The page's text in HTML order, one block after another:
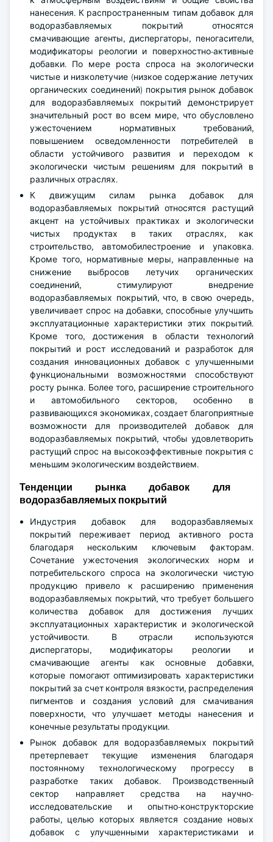
нанесения. К распространенным типам добавок для
водоразбавляемых покрытий относятся
смачивающие агенты, диспергаторы, пеногасители,
модификаторы реологии и поверхностно-активные
добавки. По мере роста спроса на экологически
чистые и низколетучие (низкое содержание летучих
органических соединений) покрытия рынок добавок
для водоразбавляемых покрытий демонстрирует
значительный рост во всем мире, что обусловлено
ужесточением нормативных требований,
повышением осведомленности потребителей в
области устойчивого развития и переходом к
экологически чистым решениям для покрытий в
различных отраслях.
К движущим силам рынка добавок для
водоразбавляемых покрытий относятся растущий
акцент на устойчивых практиках и экологически
чистых продуктах в таких отраслях, как
строительство, автомобилестроение и упаковка.
Кроме того, нормативные меры, направленные на
снижение выбросов летучих органических
соединений, стимулируют внедрение
водоразбавляемых покрытий, что, в свою очередь,
увеличивает спрос на добавки, способные улучшить
эксплуатационные характеристики этих покрытий.
Кроме того, достижения в области технологий
покрытий и рост исследований и разработок для
создания инновационных добавок с улучшенными
функциональными возможностями способствуют
росту рынка. Более того, расширение строительного
и автомобильного секторов, особенно в
развивающихся экономиках, создает благоприятные
возможности для производителей добавок для
водоразбавляемых покрытий, чтобы удовлетворить
растущий спрос на высокоэффективные покрытия с
меньшим экологическим воздействием.
Тенденции рынка добавок для
водоразбавляемых покрытий
Индустрия добавок для водоразбавляемых
покрытий переживает период активного роста
благодаря нескольким ключевым факторам.
Сочетание ужесточения экологических норм и
потребительского спроса на экологически чистую
продукцию привело к расширению применения
водоразбавляемых покрытий, что требует большего
количества добавок для достижения лучших
эксплуатационных характеристик и экологической
устойчивости. В отрасли используются
диспергаторы, модификаторы реологии и
смачивающие агенты как основные добавки,
которые помогают оптимизировать характеристики
покрытий за счет контроля вязкости, распределения
пигментов и создания условий для смачивания
поверхности, что улучшает методы нанесения и
конечные результаты продукции.
Рынок добавок для водоразбавляемых покрытий
претерпевает текущие изменения благодаря
постоянному технологическому прогрессу в
разработке таких добавок. Производственный
сектор направляет средства на научно-
исследовательские и опытно-конструкторские
работы, целью которых является создание новых
добавок с улучшенными характеристиками и